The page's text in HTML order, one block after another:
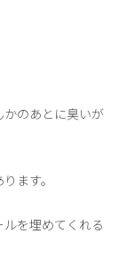
のあとに臭いが
ます。
を埋めてくれる